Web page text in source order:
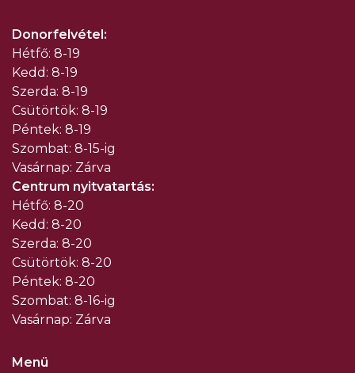
Donorfelvétel:
Hétfő: 8-19
Kedd: 8-19
Szerda: 8-19
Csütörtök: 8-19
Péntek: 8-19
Szombat: 8-15-ig
Vasárnap: Zárva
Centrum nyitvatartás:
Hétfő: 8-20
Kedd: 8-20
Szerda: 8-20
Csütörtök: 8-20
Péntek: 8-20
Szombat: 8-16-ig
Vasárnap: Zárva
Menü